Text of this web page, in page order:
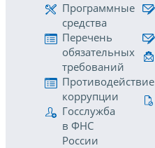
Программные
средства
Перечень
обязательных
требований
Противодействие
коррупции
Госслужба
в ФНС
России